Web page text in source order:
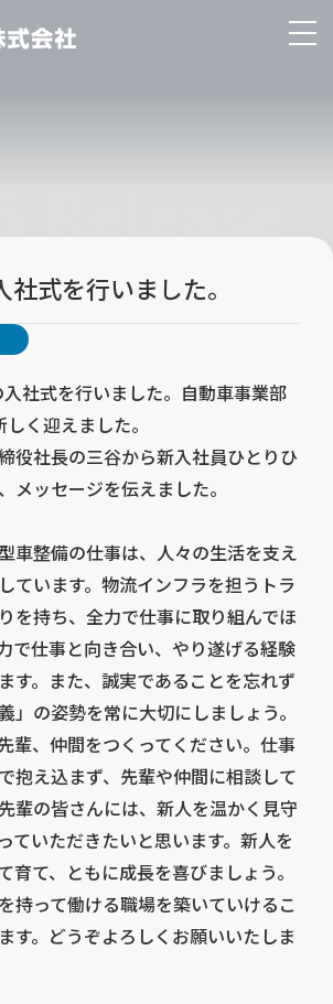
メ
く
式を行いました。
社式を行いました。自動車事業部
く迎えました。
役社長の三谷から新入社員ひとりひ
メッセージを伝えました。
車整備の仕事は、人々の生活を支え
ています。物流インフラを担うトラ
を持ち、全力で仕事に取り組んでほ
で仕事と向き合い、やり遂げる経験
す。また、誠実であることを忘れず
」の姿勢を常に大切にしましょう。
輩、仲間をつくってください。仕事
抱え込まず、先輩や仲間に相談して
輩の皆さんには、新人を温かく見守
ていただきたいと思います。新人を
育て、ともに成長を喜びましょう。
持って働ける職場を築いていけるこ
す。どうぞよろしくお願いいたしま